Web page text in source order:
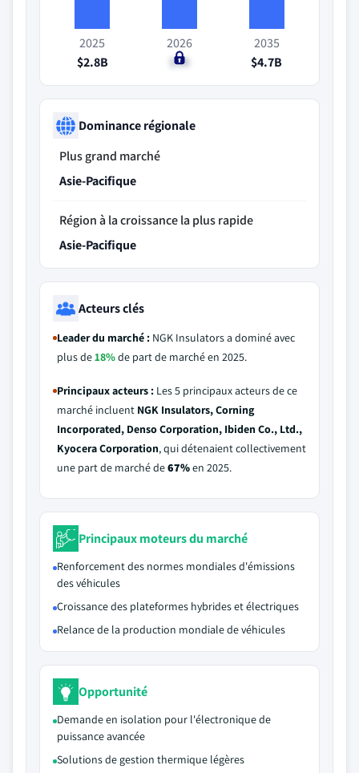
2025
$2.8B
2026
$3B
2035
$4.7B
Dominance régionale
Plus grand marché
Asie-Pacifique
Région à la croissance la plus rapide
Asie-Pacifique
Acteurs clés
Leader du marché : NGK Insulators a dominé avec
plus de18%de part de marché en 2025.
Principaux acteurs : Les 5 principaux acteurs de ce
marché incluent NGK Insulators, Corning
Incorporated, Denso Corporation, Ibiden Co., Ltd.,
Kyocera Corporation, qui détenaient collectivement
une part de marché de67%en 2025.
Principaux moteurs du marché
Renforcement des normes mondiales d'émissions
des véhicules
Croissance des plateformes hybrides et électriques
Relance de la production mondiale de véhicules
Opportunité
Demande en isolation pour l'électronique de
puissance avancée
Solutions de gestion thermique légères